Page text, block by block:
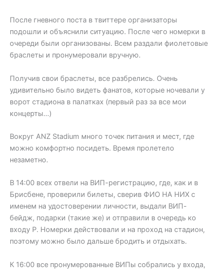
После гневного поста в твиттере организаторы
подошли и объяснили ситуацию. После чего номерки в
очереди были организованы. Всем раздали фиолетовые
браслеты и пронумеровали вручную.
Получив свои браслеты, все разбрелись. Очень
удивительно было видеть фанатов, которые ночевали у
ворот стадиона в палатках (первый раз за все мои
концерты…)
Вокруг ANZ Stadium много точек питания и мест, где
можно комфортно посидеть. Время пролетело
незаметно.
В 14:00 всех отвели на ВИП-регистрацию, где, как и в
Брисбене, проверили билеты, сверив ФИО НА НИХ с
именем на удостоверении личности, выдали ВИП-
бейдж, подарки (такие же) и отправили в очередь ко
входу P. Номерки действовали и на проход на стадион,
поэтому можно было дальше бродить и отдыхать.
К 16:00 все пронумерованные ВИПы собрались у входа,